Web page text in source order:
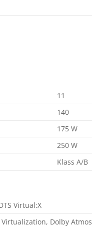
11
140
175 W
250 W
Klass A/B
Virtual:X
Dolby Atmos